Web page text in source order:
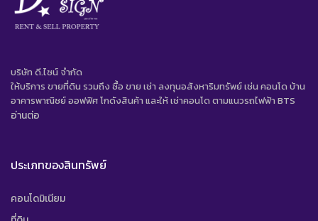
บริษัท ดี.ไซน์ จํากัด
ให้บริการ ขายที่ดิน รวมถึง ซื้อ ขาย เช่า ลงทุนอสังหาริมทรัพย์ เช่น คอนโด บ้าน
อาคารพาณิชย์ ออฟฟิศ โกดังสินค้า และให้ เช่าคอนโด ตามแนวรถไฟฟ้า BTS
อ่านต่อ
ประเภทของสินทรัพย์
คอนโดมิเนียม